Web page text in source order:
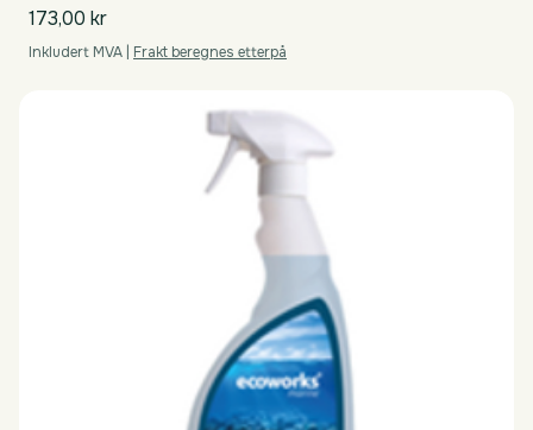
Pris
173,00 kr
Inkludert MVA | Frakt beregnes etterpå